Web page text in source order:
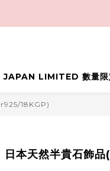
JAPAN LIMITED 數量限
18KGP)
日本天然半貴石飾